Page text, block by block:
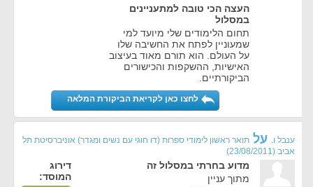
העצה הכי טובה למתעניינים
במסלול
תחום הלימודים שלי מיועד למי
שמעוניין לפתח את החשיבה שלו
על העולם. הוא תורם מאוד בעיצוב
האישיות, ההשקפות והכישורים
הביקורתיים.
לחצו כאן לקריאת הביקורת המלאה
ענבל ו. על תואר ראשון לימודי ספרות (דו חוגי עם נשים ומגדר) אוניברסיטת תל
אביב (23/08/2011)
מדוע בחרתי במסלול זה
מתוך עניין
דירוג
המוסד: